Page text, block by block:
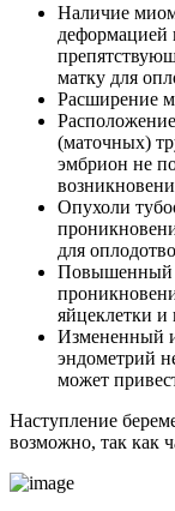
Наличие
деформацией
матку для
Расширение
(маточных)
эмбрион не
Опухоли
для
Повышенный
яйцеклетки
Измененный
эндометрий
может
Наступление
возможно, так как